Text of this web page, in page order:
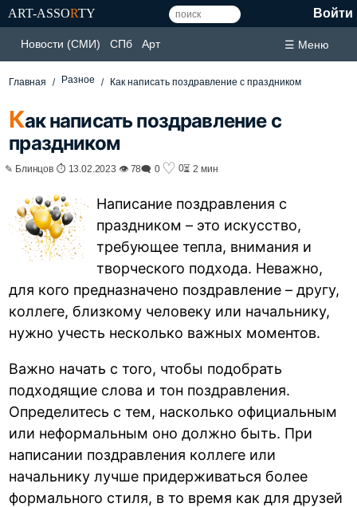
ART-ASSORTY Войти
Новости (СМИ) СПб Арт ☰ Меню
Главная Разное Как написать поздравление с праздником
Как написать поздравление с
праздником
✎ Блинцов ⏱ 13.02.2023 👁 78🗨 0 ♡ 0⏳ 2 мин
Написание поздравления с
праздником – это искусство,
требующее тепла, внимания и
творческого подхода. Неважно,
для кого предназначено поздравление – другу,
коллеге, близкому человеку или начальнику,
нужно учесть несколько важных моментов.
Важно начать с того, чтобы подобрать
подходящие слова и тон поздравления.
Определитесь с тем, насколько официальным
или неформальным оно должно быть. При
написании поздравления коллеге или
начальнику лучше придерживаться более
формального стиля, в то время как для друзей